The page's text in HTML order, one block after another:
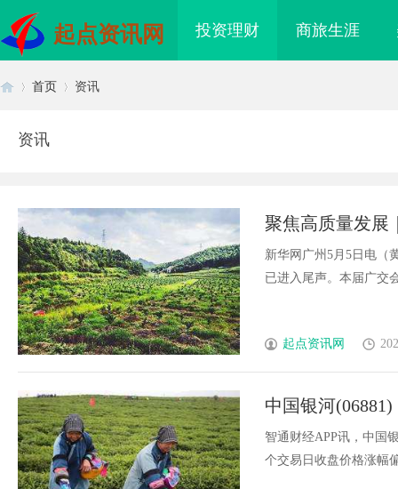
起点资讯网 投资理财 商旅生涯
首页 资讯
资讯
聚焦高质量发展
新华网广州5月5日电（
已进入尾声。本届广交
起点资讯网
中国银河
重大信息
智通财经APP讯，中国
个交易日收盘价格涨幅
桩项目软件开发商，
业秘诀？
虫草品牌哪个靠谱？虫草品牌哪
价比高？虫草品牌哪个用户评价
深度剖析玄鹿虫草硬核实力